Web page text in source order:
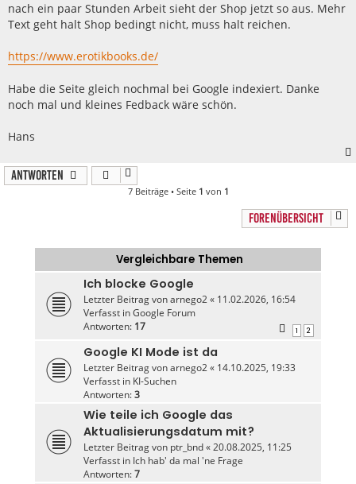
nach ein paar Stunden Arbeit sieht der Shop jetzt so aus. Mehr
Text geht halt Shop bedingt nicht, muss halt reichen.
https://www.erotikbooks.de/
Habe die Seite gleich nochmal bei Google indexiert. Danke
noch mal und kleines Fedback wäre schön.
Hans
Antworten
7 Beiträge • Seite 1 von 1
FORENÜBERSICHT
Vergleichbare Themen
Ich blocke Google
Letzter Beitrag vonarnego2« 11.02.2026, 16:54
Verfasst inGoogle Forum
Antworten: 17 1 2
Google KI Mode ist da
Letzter Beitrag vonarnego2« 14.10.2025, 19:33
Verfasst in KI-Suchen
Antworten:3
Wie teile ich Google das
Aktualisierungsdatum mit?
Letzter Beitrag von ptr_bnd«20.08.2025, 11:25
Verfasst in Ich hab' da mal 'ne Frage
Antworten:7